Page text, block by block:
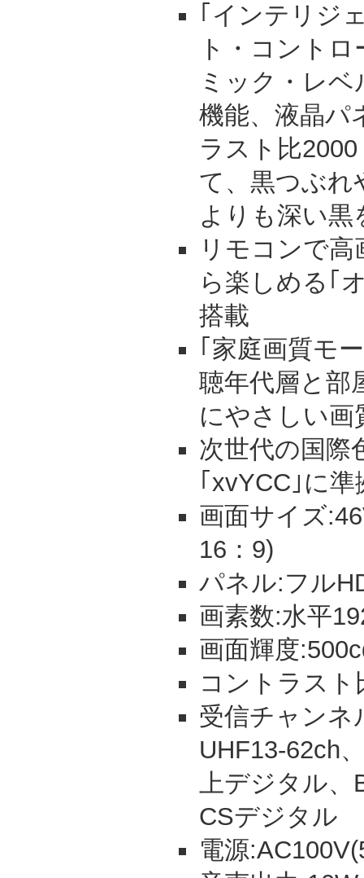
｢インテリジ
ト・コント
ミック・レ
機能、液晶パ
ラスト比
て、黒つぶれ
よりも深い黒
リモコンで
ら楽しめる｢
搭載
｢家庭画質モ
聴年代層と部
にやさしい画
次世代の国際
｢xvYCC｣に準
画面サイズ
16：9)
パネル:フル
画素数:水平
画面輝度
コントラスト
受信チャンネ
UHF13-62ch
上デジタル、
CSデジタル
電源